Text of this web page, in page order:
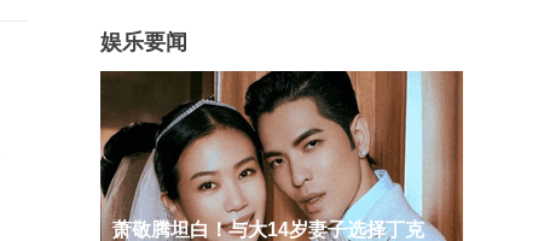
娱乐要闻
萧敬腾坦白！与大14岁妻子选择丁克